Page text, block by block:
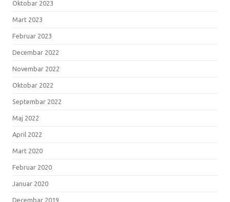
Oktobar 2023
Mart 2023
Februar 2023
Decembar 2022
Novembar 2022
Oktobar 2022
Septembar 2022
Maj 2022
April 2022
Mart 2020
Februar 2020
Januar 2020
Decembar 2019